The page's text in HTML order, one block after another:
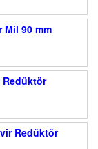
Mil 90 mm
Redüktör
Redüktör